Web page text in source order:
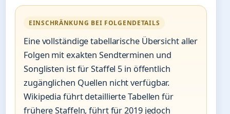
EINSCHRÄNKUNG BEI FOLGENDETAILS
Eine vollständige tabellarische Übersicht aller
Folgen mit exakten Sendterminen und
Songlisten ist für Staffel 5 in öffentlich
zugänglichen Quellen nicht verfügbar.
Wikipedia führt detaillierte Tabellen für
frühere Staffeln, führt für 2019 jedoch